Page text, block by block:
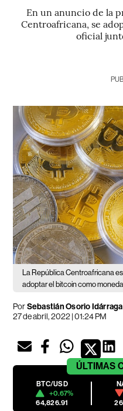
En un anuncio de la
Centroafricana, se
oficial
La República Centroafricana
adoptar el bitcoin como
PorSebastián Osorio Idárraga
27 de abril, 2022 | 01:24 PM
ÚLTIMAS
BTC/USD
+0.67%
64,826.91